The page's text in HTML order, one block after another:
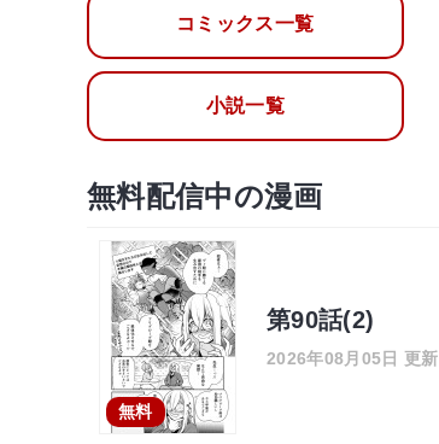
コミックス一覧
小説一覧
無料配信中の漫画
無料
第90話(2)
2026年08月05日 更新